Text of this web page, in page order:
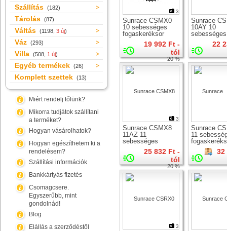
Szállítás (182)
Tárolás (87)
Váltás (1198, 3 új)
Váz (293)
Villa (508, 1 új)
Egyéb termékek (26)
Komplett szettek (13)
Miért rendelj tőlünk?
Mikorra tudjátok szállítani
a terméket?
Hogyan vásárolhatok?
Hogyan egészíthetem ki a
rendelésem?
Szállítási információk
Bankkártyás fizetés
Csomagcsere.
Egyszerűbb, mint
gondolnád!
Blog
Elállás a szerződéstől
3
Sunrace CSMX0
10 sebességes
fogaskeréksor
19 992 Ft -
tól
20 %
Sunrace
10AY 10
sebességes
22
3
Sunrace CSMX8
11AZ 11
sebességes
fogaskeréksor
25 832 Ft -
tól
20 %
Sunrace
11
32
3